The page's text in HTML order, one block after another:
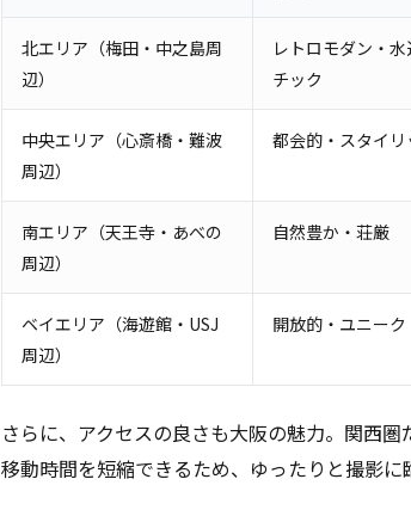
北エリア（梅田・中之島周
辺）
レトロモダン・
チック
中央エリア（心斎橋・難波
周辺）
都会的・スタイリ
南エリア（天王寺・あべの
周辺）
自然豊か・荘厳
ベイエリア（海遊館・USJ
周辺）
開放的・ユニーク
さらに、アクセスの良さも大阪の魅力。関西圏
移動時間を短縮できるため、ゆったりと撮影に